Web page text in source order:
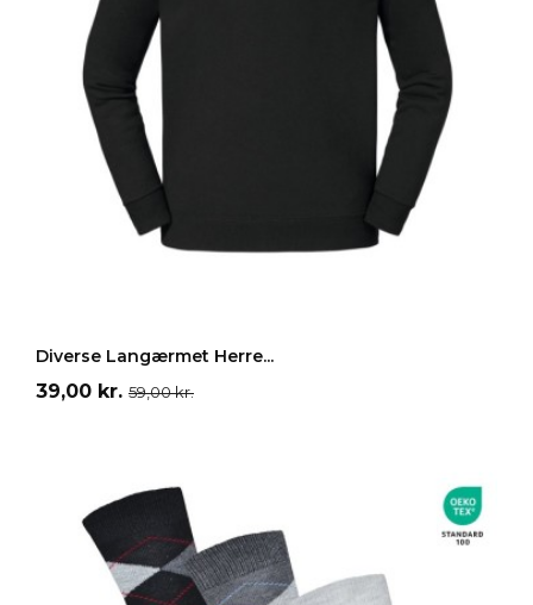
Diverse Langærmet Herre...
Pris
39,00 kr. Normalpris
59,00 kr.